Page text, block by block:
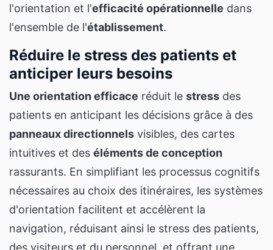
l'orientation et l'efficacité opérationnelle dans
l'ensemble de l'établissement.
Réduire le stress des patients et
anticiper leurs besoins
Une orientation efficace réduit le stress des
patients en anticipant les décisions grâce à des
panneaux directionnels visibles, des cartes
intuitives et des éléments de conception
rassurants. En simplifiant les processus cognitifs
nécessaires au choix des itinéraires, les systèmes
d'orientation facilitent et accélèrent la
navigation, réduisant ainsi le stress des patients,
des visiteurs et du personnel, et offrant une